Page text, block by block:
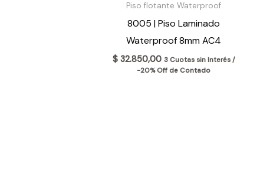
Piso flotante Waterproof
8005 | Piso Laminado
Waterproof 8mm AC4
$32.850,00 3 Cuotas sin Interés /
-20% Off de Contado